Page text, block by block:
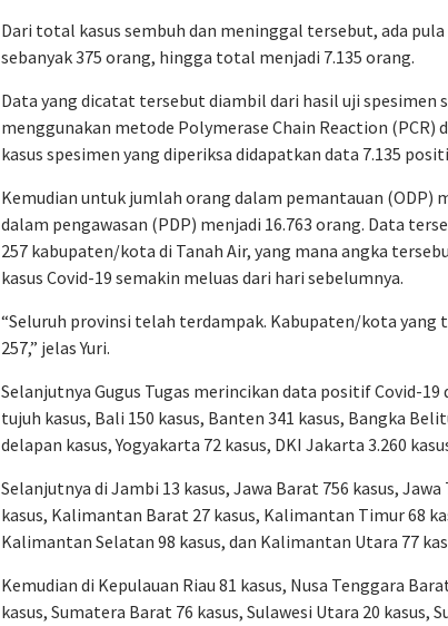
Dari total kasus sembuh dan meninggal tersebut, ada
sebanyak 375 orang, hingga total menjadi 7.135 orang.
Data yang dicatat tersebut diambil dari hasil uji spesimen
menggunakan metode Polymerase Chain Reaction (PCR)
kasus spesimen yang diperiksa didapatkan data 7.135
Kemudian untuk jumlah orang dalam pemantauan (ODP)
dalam pengawasan (PDP) menjadi 16.763 orang. Data
257 kabupaten/kota di Tanah Air, yang mana angka
kasus Covid-19 semakin meluas dari hari sebelumnya.
“Seluruh provinsi telah terdampak. Kabupaten/kota yang
257,” jelas Yuri.
Selanjutnya Gugus Tugas merincikan data positif Covid-19
tujuh kasus, Bali 150 kasus, Banten 341 kasus, Bangka
delapan kasus, Yogyakarta 72 kasus, DKI Jakarta 3.260
Selanjutnya di Jambi 13 kasus, Jawa Barat 756 kasus,
kasus, Kalimantan Barat 27 kasus, Kalimantan Timur 68
Kalimantan Selatan 98 kasus, dan Kalimantan Utara 77
Kemudian di Kepulauan Riau 81 kasus, Nusa Tenggara
kasus, Sumatera Barat 76 kasus, Sulawesi Utara 20 kasus,